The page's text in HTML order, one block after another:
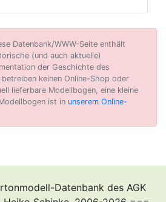
Datenbank/WWW-Seite enthält
(und auch aktuelle)
der Geschichte des
keinen Online-Shop oder
lieferbare Modellbogen, eine kleine
ist in unserem Online-
Datenbank des AGK